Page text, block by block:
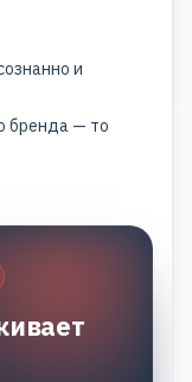
и
бренда — то